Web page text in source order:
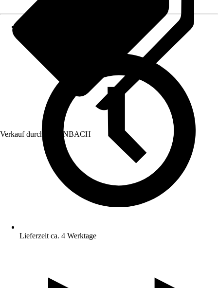
Verkauf durch: HORNBACH
Lieferzeit ca. 4 Werktage